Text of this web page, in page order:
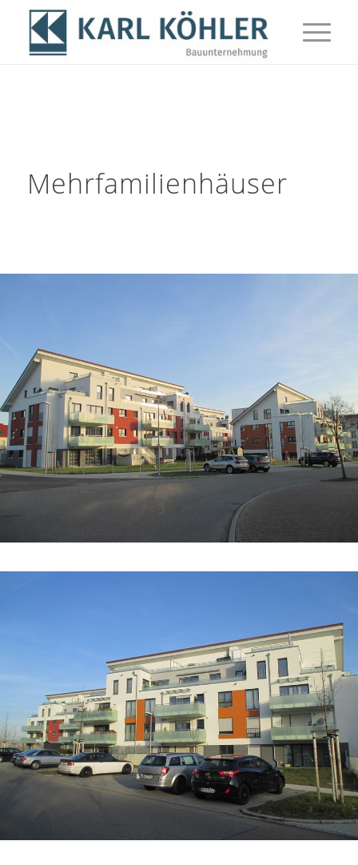
Mehrfamilienhäuser